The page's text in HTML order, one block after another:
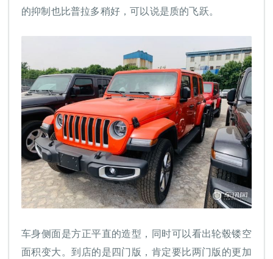
的抑制也比普拉多稍好，可以说是质的飞跃。
车身侧面是方正平直的造型，同时可以看出轮毂镂空
面积变大。到店的是四门版，肯定要比两门版的更加